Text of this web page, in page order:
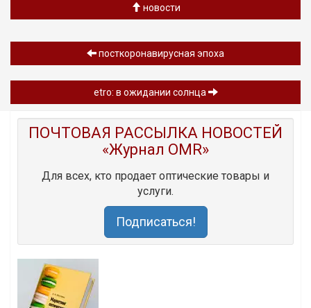
новости
посткоронавирусная эпоха
etro: в ожидании солнца
ПОЧТОВАЯ РАССЫЛКА НОВОСТЕЙ
«Журнал OMR»
Для всех, кто продает оптические товары и
услуги.
Подписаться!